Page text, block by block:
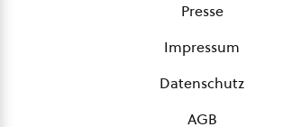
Presse
Impressum
Datenschutz
AGB